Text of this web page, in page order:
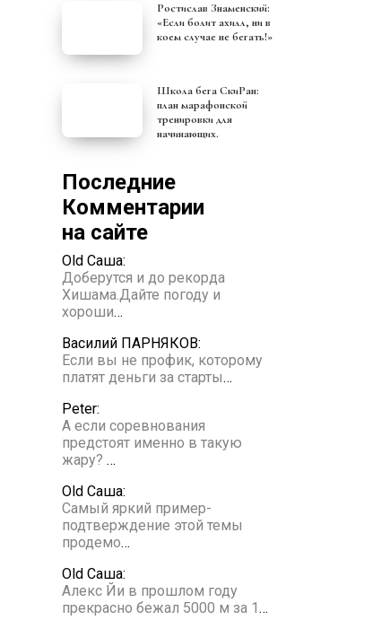
Ростислав Знаменский:
«Если болит ахилл, ни в
коем случае не бегать!»
Школа бега СкиРан:
план марафонской
тренировки для
начинающих.
Последние
Комментарии
на сайте
Old Саша:
Доберутся и до рекорда
Хишама.Дайте погоду и
хороши…
Василий ПАРНЯКОВ:
Если вы не профик, которому
платят деньги за старты…
Peter:
А если соревнования
предстоят именно в такую
жару? …
Old Саша:
Самый яркий пример-
подтверждение этой темы
продемо…
Old Саша:
Алекс Йи в прошлом году
прекрасно бежал 5000 м за 1…